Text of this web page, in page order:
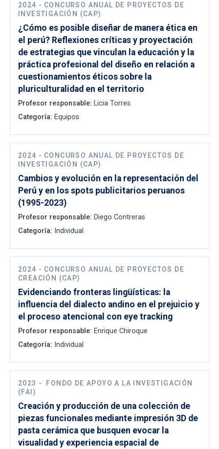
2024 - CONCURSO ANUAL DE PROYECTOS DE
INVESTIGACIÓN (CAP)
¿Cómo es posible diseñar de manera ética en
el perú? Reflexiones críticas y proyectación
de estrategias que vinculan la educación y la
práctica profesional del diseño en relación a
cuestionamientos éticos sobre la
pluriculturalidad en el territorio
Profesor responsable: Licia Torres
Categoría: Equipos
2024 - CONCURSO ANUAL DE PROYECTOS DE
INVESTIGACIÓN (CAP)
Cambios y evolución en la representación del
Perú y en los spots publicitarios peruanos
(1995-2023)
Profesor responsable: Diego Contreras
Categoría: Individual
2024 - CONCURSO ANUAL DE PROYECTOS DE
CREACIÓN (CAP)
Evidenciando fronteras lingüísticas: la
influencia del dialecto andino en el prejuicio y
el proceso atencional con eye tracking
Profesor responsable: Enrique Chiroque
Categoría: Individual
2023 -
FONDO DE APOYO A LA INVESTIGACIÓN
(FAI)
Creación y producción de una colección de
piezas funcionales mediante impresión 3D de
pasta cerámica que busquen evocar la
visualidad y experiencia espacial de